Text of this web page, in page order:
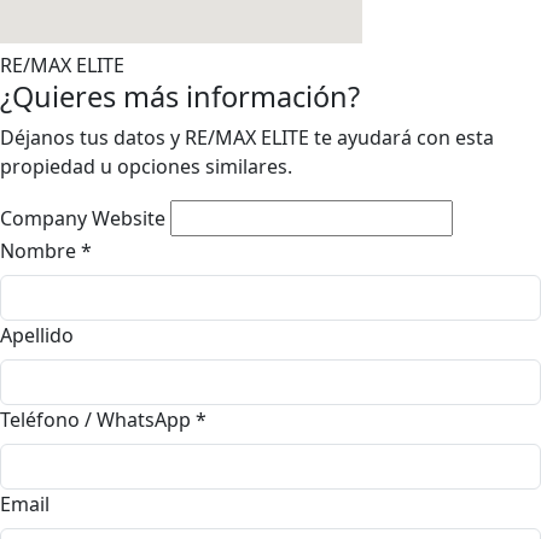
RE/MAX ELITE
¿Quieres más información?
Déjanos tus datos y RE/MAX ELITE te ayudará con esta
propiedad u opciones similares.
Company Website
Nombre*
Apellido
Teléfono / WhatsApp *
Email